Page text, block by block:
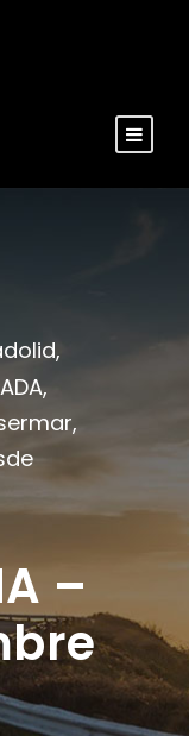
,
,
,
–